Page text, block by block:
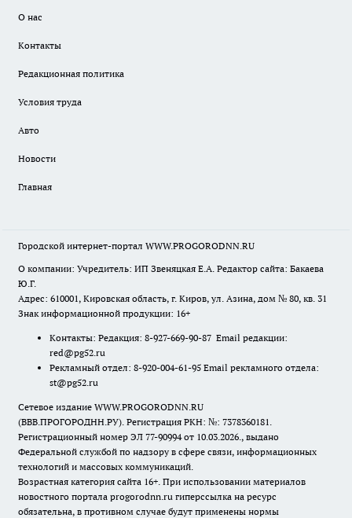
О нас
Контакты
Редакционная политика
Условия труда
Авто
Новости
Главная
Городской интернет-портал WWW.PROGORODNN.RU
О компании: Учредитель: ИП Звеняцкая Е.А. Редактор сайта: Бакаева
Ю.Г.
Адрес: 610001, Кировская область, г. Киров, ул. Азина, дом № 80, кв. 31
Знак информационной продукции: 16+
Контакты: Редакция: 8-927-669-90-87 Email редакции:
red@pg52.ru
Рекламный отдел: 8-920-004-61-95 Email рекламного отдела:
st@pg52.ru
Сетевое издание WWW.PROGORODNN.RU
(ВВВ.ПРОГОРОДНН.РУ). Регистрация РКН: №: 7378360181.
Регистрационный номер ЭЛ 77-90994 от 10.03.2026., выдано
Федеральной службой по надзору в сфере связи, информационных
технологий и массовых коммуникаций.
Возрастная категория сайта 16+. При использовании материалов
новостного портала progorodnn.ru гиперссылка на ресурс
обязательна, в противном случае будут применены нормы